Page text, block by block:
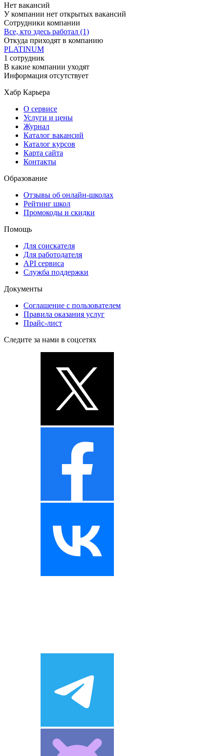
Нет вакансий
У компании нет открытых вакансий
Сотрудники компании
Все, кто здесь работал (1)
Откуда приходят в компанию
PLATINUM
1 сотрудник
В какие компании уходят
Информация отсутствует
Хабр Карьера
О сервисе
Услуги и цены
Журнал
Каталог вакансий
Каталог курсов
Карта сайта
Контакты
Образование
Отзывы об онлайн-школах
Рейтинг школ
Промокоды и скидки
Помощь
Для соискателя
Для работодателя
API сервиса
Служба поддержки
Документы
Соглашение с пользователем
Правила оказания услуг
Прайс-лист
Следите за нами в соцсетях